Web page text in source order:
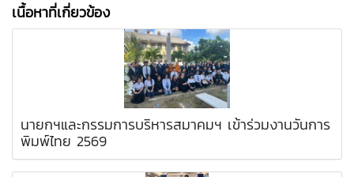
เนื้อหาที่เกี่ยวข้อง
นายกฯและกรรมการบริหารสมาคมฯ เข้าร่วมงานวันการ
พิมพ์ไทย 2569